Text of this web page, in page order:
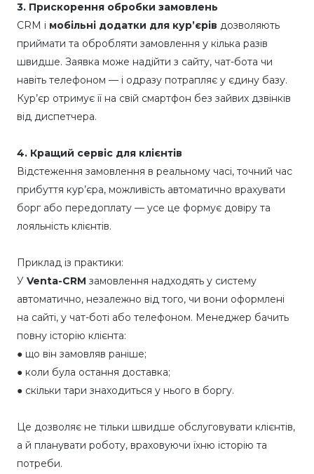
3. Прискорення обробки замовлень
CRM і мобільні додатки для кур’єрів дозволяють
приймати та обробляти замовлення у кілька разів
швидше. Заявка може надійти з сайту, чат-бота чи
навіть телефоном — і одразу потрапляє у єдину базу.
Кур’єр отримує її на свій смартфон без зайвих дзвінків
від диспетчера.
4. Кращий сервіс для клієнтів
Відстеження замовлення в реальному часі, точний час
прибуття кур’єра, можливість автоматично врахувати
борг або передоплату — усе це формує довіру та
лояльність клієнтів.
Приклад із практики:
У Venta-CRM замовлення надходять у систему
автоматично, незалежно від того, чи вони оформлені
на сайті, у чат-боті або телефоном. Менеджер бачить
повну історію клієнта:
● що він замовляв раніше;
● коли була остання доставка;
● скільки тари знаходиться у нього в боргу.
Це дозволяє не тільки швидше обслуговувати клієнтів,
а й планувати роботу, враховуючи їхню історію та
потреби.